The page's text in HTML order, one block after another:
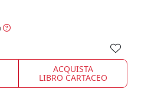
ACQUISTA
LIBRO CARTACEO